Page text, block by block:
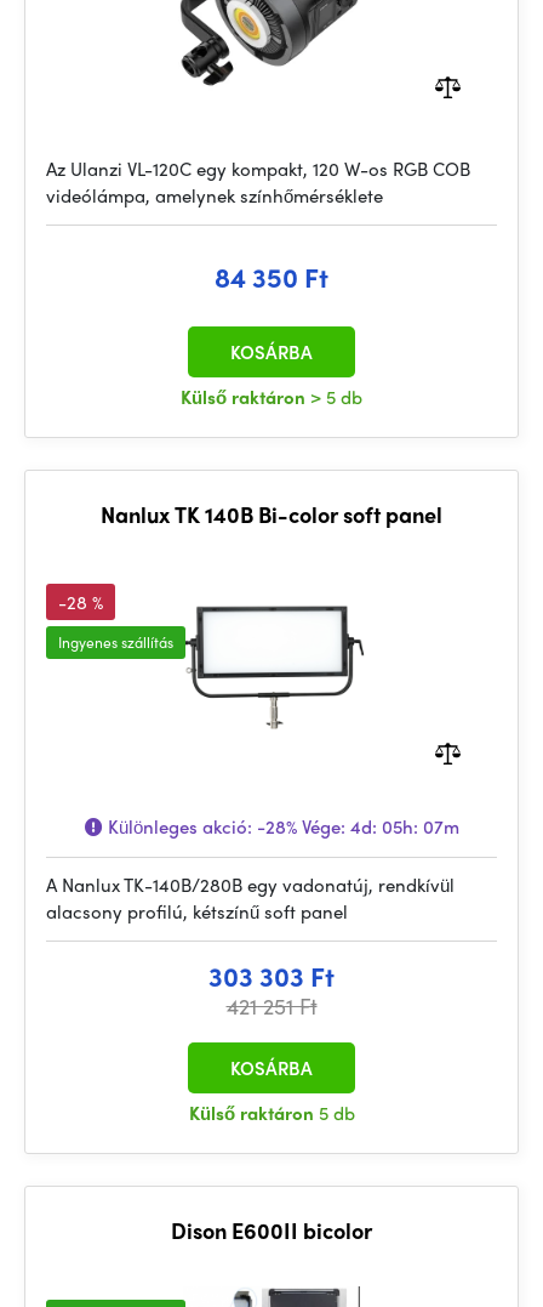
Az Ulanzi VL-120C egy kompakt, 120 W-os RGB COB
videólámpa, amelynek színhőmérséklete
84 350 Ft
Külső raktáron > 5 db
KOSÁRBA
Nanlux TK 140B Bi-color soft panel
-28 %
Ingyenes szállítás
Különleges akció: -28%Vége: 4d: 05h: 07m
A Nanlux TK-140B/280B egy vadonatúj, rendkívül
alacsony profilú, kétszínű soft panel
303 303 Ft
421 251 Ft
Külső raktáron 5 db
KOSÁRBA
Dison E600II bicolor